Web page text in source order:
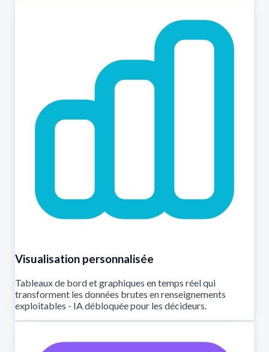
Visualisation personnalisée
Tableaux de bord et graphiques en temps réel qui
transforment les données brutes en renseignements
exploitables - IA débloquée pour les décideurs.